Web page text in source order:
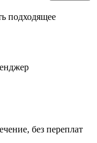
подходящее
без переплат